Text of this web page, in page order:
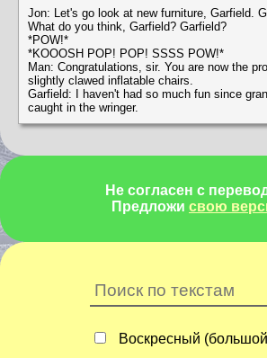
Jon: Let's go look at new furniture, Garfield.
What do you think, Garfield? Garfield?
*POW!*
*KOOOSH POP! POP! SSSS POW!*
Man: Congratulations, sir. You are now the
slightly clawed inflatable chairs.
Garfield: I haven't had so much fun since
caught in the wringer.
Не согласен с
Предложи свою
Воскресный